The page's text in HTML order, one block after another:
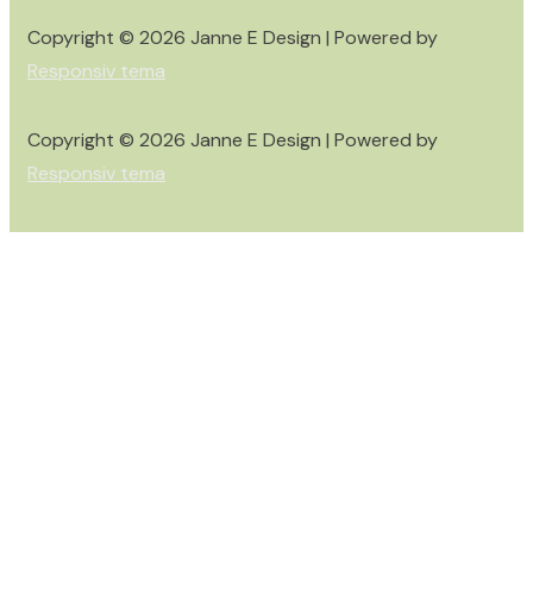
Copyright © 2026 Janne E Design | Powered by
Responsiv tema
Copyright © 2026 Janne E Design | Powered by
Responsiv tema